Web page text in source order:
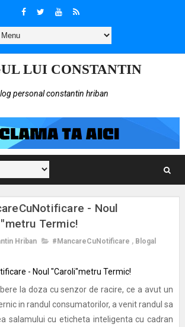
LUI CONSTANTIN
personal constantin hriban
- Noul
Termic!
Hriban #MancareCuNotificare , Blogal
la doza cu senzor de racire, ce a avut un
in randul consumatorilor, a venit randul sa
salamului cu eticheta inteligenta cu cadran